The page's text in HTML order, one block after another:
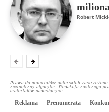
Robert
Prawa do materiałów autorskich
zewnętrzny algorytm. Redakcja zastrzega
materiałów nadesłanych.
Reklama Prenumerata